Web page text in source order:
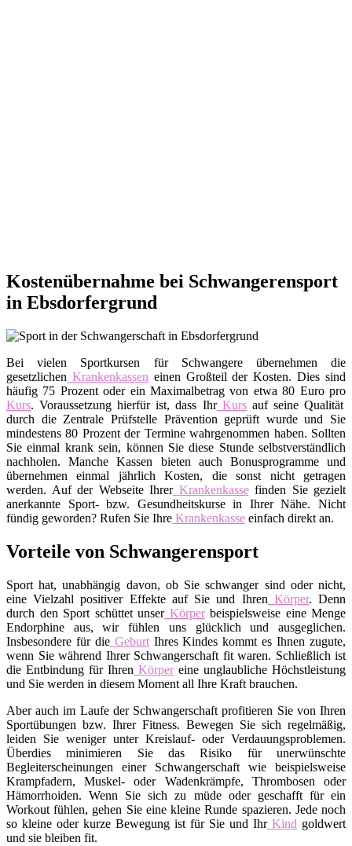
Kostenübernahme bei Schwangerensport
in Ebsdorfergrund
Bei vielen Sportkursen für Schwangere übernehmen die
gesetzlichen Krankenkassen einen Großteil der Kosten. Dies sind
häufig 75 Prozent oder ein Maximalbetrag von etwa 80 Euro pro
Kurs. Voraussetzung hierfür ist, dass IhrKursauf seine Qualität
durch die Zentrale Prüfstelle Prävention geprüft wurde und Sie
mindestens 80 Prozent der Termine wahrgenommen haben. Sollten
Sie einmal krank sein, können Sie diese Stunde selbstverständlich
nachholen. Manche Kassen bieten auch Bonusprogramme und
übernehmen einmal jährlich Kosten, die sonst nicht getragen
werden. Auf der Webseite IhrerKrankenkassefinden Sie gezielt
anerkannte Sport- bzw. Gesundheitskurse in Ihrer Nähe. Nicht
fündig geworden? Rufen Sie Ihre Krankenkasse einfach direkt an.
Vorteile von Schwangerensport
Sport hat, unabhängig davon, ob Sie schwanger sind oder nicht,
eine Vielzahl positiver Effekte auf Sie und Ihren Körper. Denn
durch den Sport schüttet unserKörperbeispielsweise eine Menge
Endorphine aus, wir fühlen uns glücklich und ausgeglichen.
Insbesondere für dieGeburtIhres Kindes kommt es Ihnen zugute,
wenn Sie während Ihrer Schwangerschaft fit waren. Schließlich ist
die Entbindung für Ihren Körpereine unglaubliche Höchstleistung
und Sie werden in diesem Moment all Ihre Kraft brauchen.
Aber auch im Laufe der Schwangerschaft profitieren Sie von Ihren
Sportübungen bzw. Ihrer Fitness. Bewegen Sie sich regelmäßig,
leiden Sie weniger unter Kreislauf- oder Verdauungsproblemen.
Überdies minimieren Sie das Risiko für unerwünschte
Begleiterscheinungen einer Schwangerschaft wie beispielsweise
Krampfadern, Muskel- oder Wadenkrämpfe, Thrombosen oder
Hämorrhoiden. Wenn Sie sich zu müde oder geschafft für ein
Workout fühlen, gehen Sie eine kleine Runde spazieren. Jede noch
so kleine oder kurze Bewegung ist für Sie und IhrKind goldwert
und sie bleiben fit.